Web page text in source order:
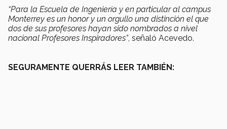
“Para la Escuela de Ingeniería y en particular al campus
Monterrey es un honor y un orgullo una distinción el que
dos de sus profesores hayan sido nombrados a nivel
nacional Profesores Inspiradores”, señaló Acevedo.
SEGURAMENTE QUERRÁS LEER TAMBIÉN: